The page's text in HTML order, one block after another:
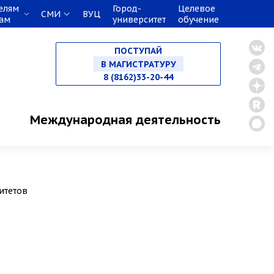
СМИ ВУЦ
Город-
университет
Целевое
обучение
ПОСТУПАЙ
НА СПЕЦИАЛИТЕТ
В МАГИСТРАТУРУ
8 (8162)33-20-44
Международная деятельность